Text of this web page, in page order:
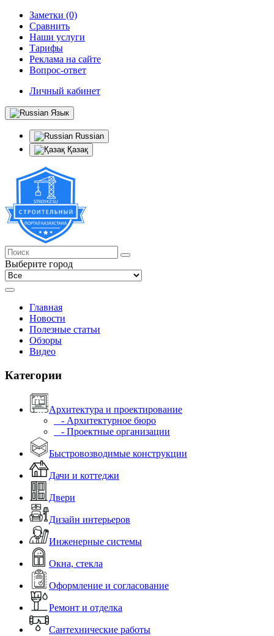
Заметки (0)
Сравнить
Наши услуги
Тарифы
Реклама на сайте
Вопрос-ответ
Личный кабинет
Язык
Russian
Қазақ
Выберите город
Главная
Новости
Полезные статьи
Обзоры
Видео
Категории
Архитектура и проектирование
- Архитектурное бюро
- Проектные организации
Быстровозводимые конструкции
Дачи и коттеджи
Двери
Дизайн интерьеров
Инженерные системы
Окна, стекла
Оформление и согласование
Ремонт и отделка
Сантехнические работы